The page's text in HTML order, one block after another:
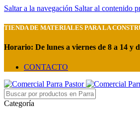
Saltar a la navegación Saltar al contenido
TIENDA DE MATERIALES PARA LA
Horario: De lunes a viernes de 8 a 14 y
CONTACTO
Categoría